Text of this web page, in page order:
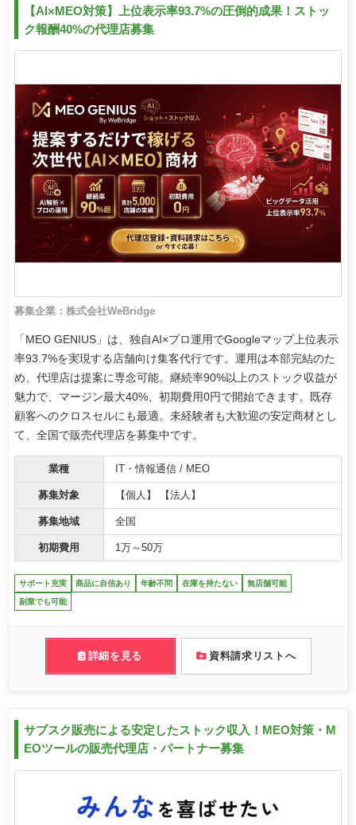
【AI×MEO対策】上位表示率93.7%の圧倒的成果！ストッ
ク報酬40%の代理店募集
募集企業：株式会社WeBridge
「MEO GENIUS」は、独自AI×プロ運用でGoogleマップ上位表示
率93.7%を実現する店舗向け集客代行です。運用は本部完結のた
め、代理店は提案に専念可能。継続率90%以上のストック収益が
魅力で、マージン最大40%、初期費用0円で開始できます。既存
顧客へのクロスセルにも最適。未経験者も大歓迎の安定商材とし
て、全国で販売代理店を募集中です。
業種 IT・情報通信 / MEO
募集対象 【個人】 【法人】
募集地域 全国
初期費用 1万～50万
サポート充実 商品に自信あり 年齢不問 在庫を持たない 無店舗可能
副業でも可能
詳細を見る 資料請求リストへ
サブスク販売による安定したストック収入！MEO対策・M
EOツールの販売代理店・パートナー募集